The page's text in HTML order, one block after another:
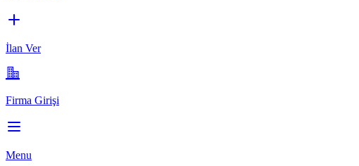
İlan Ver
Firma Girişi
Menu